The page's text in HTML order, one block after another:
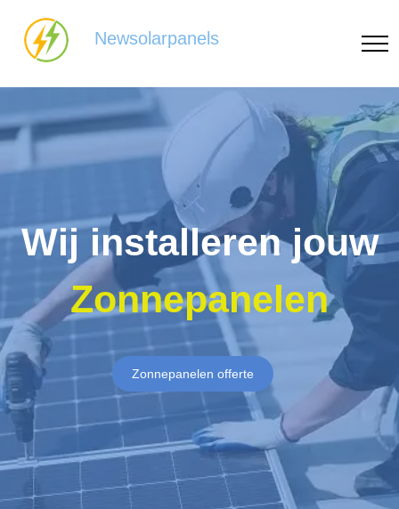
Newsolarpanels
Wij installeren jouw
Zonnepanelen
Zonnepanelen offerte